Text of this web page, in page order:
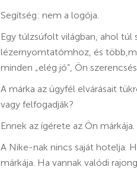
Segítség: nem a logója.
Egy túlzsúfolt világban, ahol túl
lézernyomtatómhoz, és
minden „elég jó”, Ön
A márka az ügyfél elvárásait
vagy felfogadják?
Ennek az ígérete az Ön márkája.
A Nike-nak nincs saját hotelja.
márkája. Ha vannak valódi